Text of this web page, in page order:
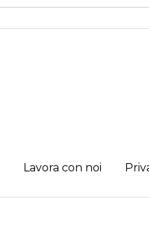
Lavora con noi